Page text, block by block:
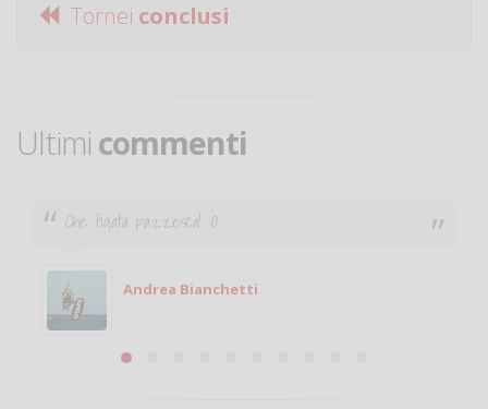
Tornei conclusi
Ultimi commenti
Che figata pazzesca! :O
Andrea Bianchetti